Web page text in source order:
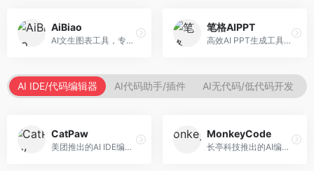
AiBiao
AI文生图表工具，专注于数据可视化展示。面向数据分析师和职场人士，提供图表生成、数据可视化、PPT嵌入等服务，数据展示专业。
笔格AIPPT
高效AI PPT生成工具，专注于演示文稿智能创作。面向职场人士，支持主题输入、内容生成、设计美化等功能，PPT制作效率高。
AI IDE/代码编辑器 AI代码助手/插件 AI无代码/低代码开发
CatPaw
美团推出的AI IDE编程工具，专注于本地开发生态。面向开发者，提供智能代码补全、代码生成、项目管理等服务，本地开发体验好。
MonkeyCode
长亭科技推出的AI编程助手，专注于安全开发。面向开发者，提供代码生成、安全检测、漏洞修复等服务，安全开发能力强。